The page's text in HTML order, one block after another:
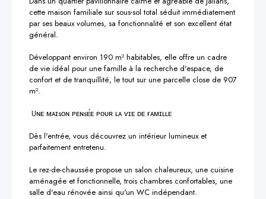
cette maison familiale sur sous-sol total séduit immédiatement
par ses beaux volumes, sa fonctionnalité et son excellent état
général.
Développant environ 190 m² habitables, elle offre un cadre
de vie idéal pour une famille à la recherche d'espace, de
confort et de tranquillité, le tout sur une parcelle close de 907
m².
Dès l'entrée, vous découvrez un intérieur lumineux et
parfaitement entretenu.
Le rez-de-chaussée propose un salon chaleureux, une cuisine
aménagée et fonctionnelle, trois chambres confortables, une
salle d'eau rénovée ainsi qu'un WC indépendant.